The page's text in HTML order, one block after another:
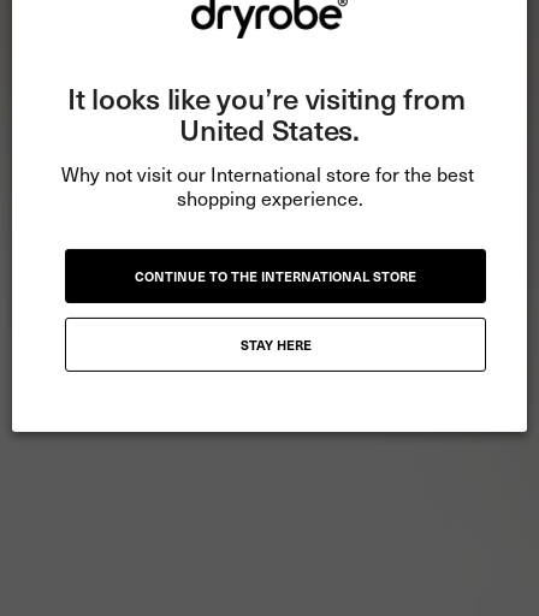
It looks like you’re visiting from
United States.
Why not visit our International store for the best
shopping experience.
CONTINUE TO THE INTERNATIONAL STORE
STAY HERE